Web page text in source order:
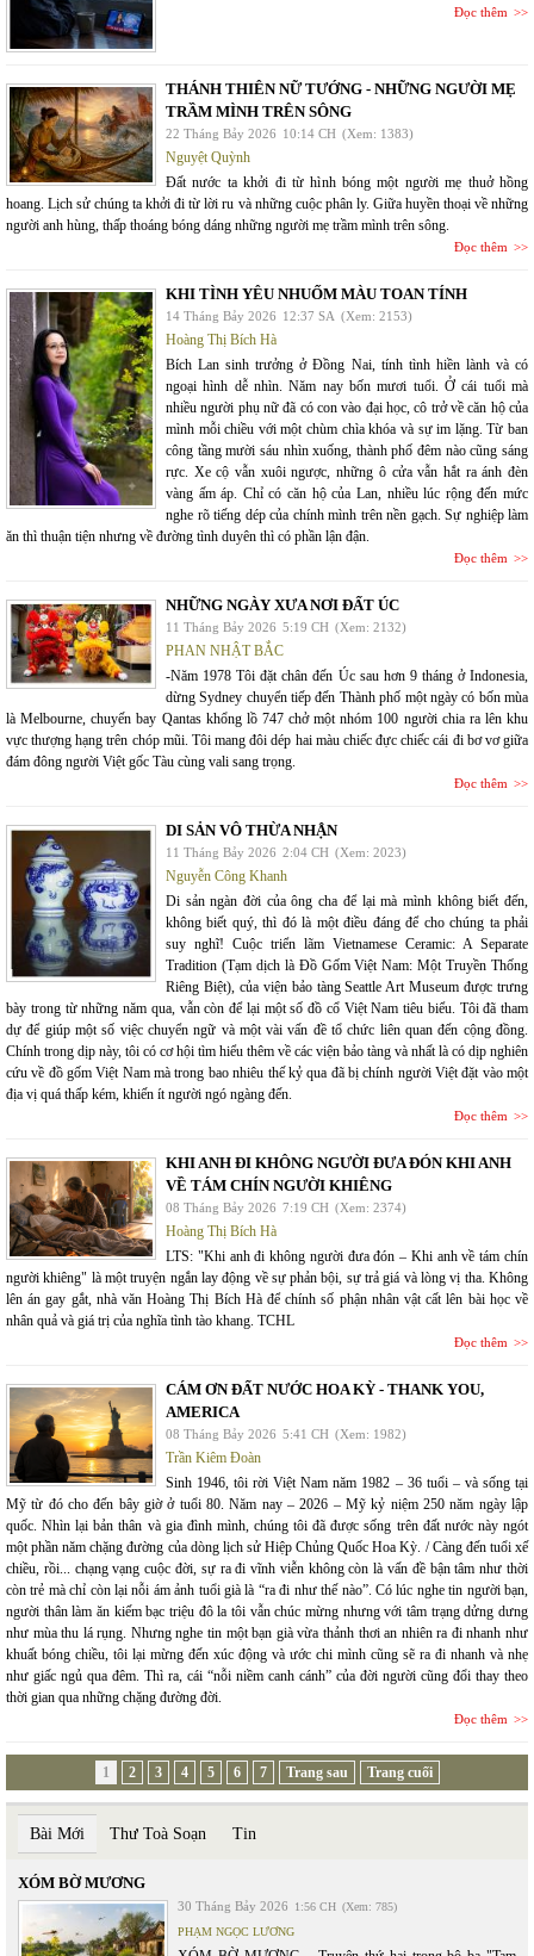
Đọc thêm
THÁNH THIÊN NỮ TƯỚNG - NHỮNG NGƯỜI MẸ
TRẦM MÌNH TRÊN SÔNG
22 Tháng Bảy 2026 10:14 CH (Xem: 1383)
Nguyệt Quỳnh
Đất nước ta khởi đi từ hình bóng một người mẹ thuở hồng
hoang. Lịch sử chúng ta khởi đi từ lời ru và những cuộc phân ly. Giữa huyền thoại về những
người anh hùng, thấp thoáng bóng dáng những người mẹ trầm mình trên sông.
Đọc thêm
KHI TÌNH YÊU NHUỐM MÀU TOAN TÍNH
14 Tháng Bảy 2026 12:37 SA (Xem: 2153)
Hoàng Thị Bích Hà
Bích Lan sinh trưởng ở Đồng Nai, tính tình hiền lành và có
ngoại hình dễ nhìn. Năm nay bốn mươi tuổi. Ở cái tuổi mà
nhiều người phụ nữ đã có con vào đại học, cô trở về căn hộ của
mình mỗi chiều với một chùm chìa khóa và sự im lặng. Từ ban
công tầng mười sáu nhìn xuống, thành phố đêm nào cũng sáng
rực. Xe cộ vẫn xuôi ngược, những ô cửa vẫn hắt ra ánh đèn
vàng ấm áp. Chỉ có căn hộ của Lan, nhiều lúc rộng đến mức
nghe rõ tiếng dép của chính mình trên nền gạch. Sự nghiệp làm
ăn thì thuận tiện nhưng về đường tình duyên thì có phần lận đận.
Đọc thêm
NHỮNG NGÀY XƯA NƠI ĐẤT ÚC
11 Tháng Bảy 2026 5:19 CH (Xem: 2132)
PHAN NHẬT BẮC
-Năm 1978 Tôi đặt chân đến Úc sau hơn 9 tháng ở Indonesia,
dừng Sydney chuyển tiếp đến Thành phố một ngày có bốn mùa
là Melbourne, chuyến bay Qantas khổng lồ 747 chở một nhóm 100 người chia ra lên khu
vực thượng hạng trên chóp mũi. Tôi mang đôi dép hai màu chiếc đực chiếc cái đi bơ vơ giữa
đám đông người Việt gốc Tàu cùng vali sang trọng.
Đọc thêm
DI SẢN VÔ THỪA NHẬN
11 Tháng Bảy 2026 2:04 CH (Xem: 2023)
Nguyễn Công Khanh
Di sản ngàn đời của ông cha để lại mà mình không biết đến,
không biết quý, thì đó là một điều đáng để cho chúng ta phải
suy nghĩ! Cuộc triển lãm Vietnamese Ceramic: A Separate
Tradition (Tạm dịch là Đồ Gốm Việt Nam: Một Truyền Thống
Riêng Biệt), của viện bảo tàng Seattle Art Museum được trưng
bày trong từ những năm qua, vẫn còn để lại một số đồ cổ Việt Nam tiêu biểu. Tôi đã tham
dự để giúp một số việc chuyển ngữ và một vài vấn đề tổ chức liên quan đến cộng đồng.
Chính trong dịp này, tôi có cơ hội tìm hiểu thêm về các viện bảo tàng và nhất là có dịp nghiên
cứu về đồ gốm Việt Nam mà trong bao nhiêu thế kỷ qua đã bị chính người Việt đặt vào một
địa vị quá thấp kém, khiến ít người ngó ngàng đến.
Đọc thêm
KHI ANH ĐI KHÔNG NGƯỜI ĐƯA ĐÓN KHI ANH
VỀ TÁM CHÍN NGƯỜI KHIÊNG
08 Tháng Bảy 2026 7:19 CH (Xem: 2374)
Hoàng Thị Bích Hà
LTS: "Khi anh đi không người đưa đón – Khi anh về tám chín
người khiêng" là một truyện ngắn lay động về sự phản bội, sự trả giá và lòng vị tha. Không
lên án gay gắt, nhà văn Hoàng Thị Bích Hà để chính số phận nhân vật cất lên bài học về
nhân quả và giá trị của nghĩa tình tào khang. TCHL
Đọc thêm
CÁM ƠN ĐẤT NƯỚC HOA KỲ - THANK YOU,
AMERICA
08 Tháng Bảy 2026 5:41 CH (Xem: 1982)
Trần Kiêm Đoàn
Sinh 1946, tôi rời Việt Nam năm 1982 – 36 tuổi – và sống tại
Mỹ từ đó cho đến bây giờ ở tuổi 80. Năm nay – 2026 – Mỹ kỷ niệm 250 năm ngày lập
quốc. Nhìn lại bản thân và gia đình mình, chúng tôi đã được sống trên đất nước này ngót
một phần năm chặng đường của dòng lịch sử Hiệp Chủng Quốc Hoa Kỳ. / Càng đến tuổi xế
chiều, rồi... chạng vạng cuộc đời, sự ra đi vĩnh viễn không còn là vấn đề bận tâm như thời
còn trẻ mà chỉ còn lại nỗi ám ảnh tuổi già là “ra đi như thế nào”. Có lúc nghe tin người bạn,
người thân làm ăn kiếm bạc triệu đô la tôi vẫn chúc mừng nhưng với tâm trạng dửng dưng
như mùa thu lá rụng. Nhưng nghe tin một bạn già vừa thảnh thơi an nhiên ra đi nhanh như
khuất bóng chiều, tôi lại mừng đến xúc động và ước chi mình cũng sẽ ra đi nhanh và nhẹ
như giấc ngủ qua đêm. Thì ra, cái “nỗi niềm canh cánh” của đời người cũng đổi thay theo
thời gian qua những chặng đường đời.
Đọc thêm
1 2 3 4 5 6 7 Trang sau Trang cuối
Bài Mới Thư Toà Soạn Tin
XÓM BỜ MƯƠNG
30 Tháng Bảy 2026 1:56 CH (Xem: 785)
PHẠM NGỌC LƯƠNG